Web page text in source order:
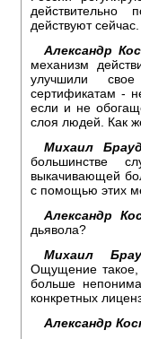
действительно
действуют сейчас.
Александр
механизм
улучшили свое
сертификатам -
если и не
слоя людей. Как
Михаил
большинстве
выкачивающей
с помощью этих
Александр
дьявола?
Михаил
Ощущение такое,
больше
конкретных
Александр